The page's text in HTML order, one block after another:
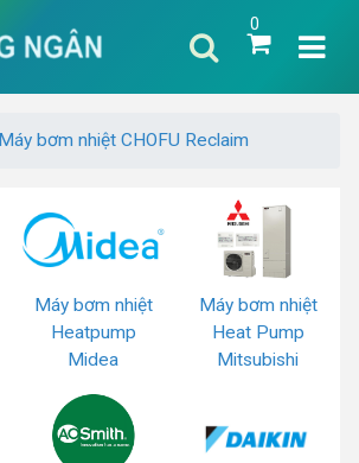
0
Máy bơm nhiệt CHOFU Reclaim
Máy bơm nhiệt
Heatpump
Midea
Máy bơm nhiệt
Heat Pump
Mitsubishi